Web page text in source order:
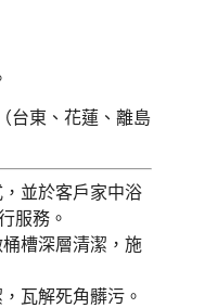
台東、花蓮、離島
並於客戶家中浴
服務。
槽深層清潔，施
瓦解死角髒污。